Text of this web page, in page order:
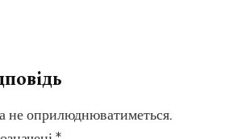
не оприлюднюватиметься.